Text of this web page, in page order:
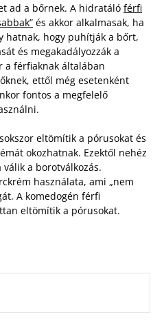
ad a bőrnek. A hidratáló férfi
és akkor alkalmasak, ha
hatnak, hogy puhítják a bőrt,
és megakadályozzák a
a férfiaknak általában
ettől még esetenként
fontos a megfelelő
eltömítik a pórusokat és
okozhatnak. Ezektől nehéz
a borotválkozás.
használata, ami „nem
A komedogén férfi
eltömítik a pórusokat.